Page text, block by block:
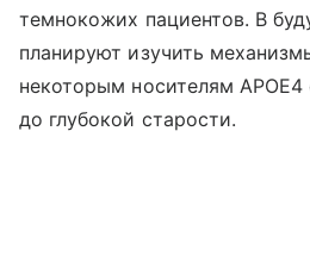
темнокожих пациентов. В
планируют изучить
некоторым носителям
до глубокой старости.